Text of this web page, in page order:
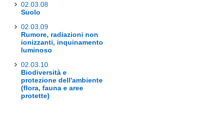
02.03.08
Suolo
02.03.09
Rumore, radiazioni non
ionizzanti, inquinamento
luminoso
02.03.10
Biodiversità e
protezione dell'ambiente
(flora, fauna e aree
protette)